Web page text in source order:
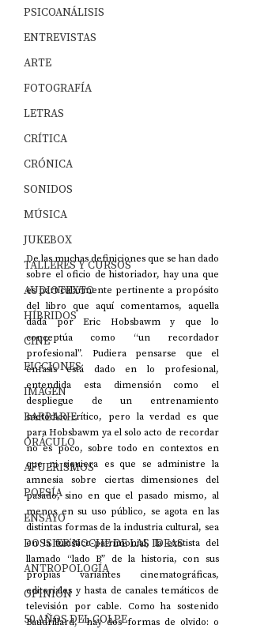
PSICOANÁLISIS
ENTREVISTAS
ARTE
FOTOGRAFÍA
LETRAS
CRÍTICA
CRÓNICA
SONIDOS
MÚSICA
JUKEBOX
TALLERES Y CURSOS
AUDIOTEXTO
HÍBRIDOS
CINE
FICCIONES
IMAGEN
BARBARIE
ORÁCULO
AFUERISMOS
POESÍA
ENSAYO
DOSSIER NOCHE DE LAS IDEAS
ANTROPOLOGÍA
OPINIÓN
50 AÑOS DEL GOLPE
De las muchas definiciones que se han dado
sobre el oficio de historiador, hay una que
es particularmente pertinente a propósito
del libro que aquí comentamos, aquella
dada por Eric Hobsbawm y que lo
conceptúa como “un recordador
profesional”. Pudiera pensarse que el
énfasis está dado en lo profesional,
entendida esta dimensión como el
despliegue de un entrenamiento
metódico-crítico, pero la verdad es que
para Hobsbawm ya el solo acto de recordar
no es poco, sobre todo en contextos en
que ni siquiera es que se administre la
amnesia sobre ciertas dimensiones del
pasado, sino en que el pasado mismo, al
menos en su uso público, se agota en las
distintas formas de la industria cultural, sea
en la turístico-patrimonial, la exotista del
llamado “lado B” de la historia, con sus
propias variantes cinematográficas,
editoriales y hasta de canales temáticos de
televisión por cable. Como ha sostenido
Baudrillard, “hay dos formas de olvido: o